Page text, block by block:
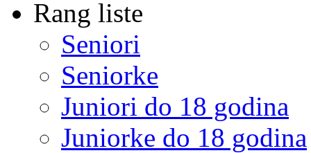
Rang liste
Seniori
Seniorke
Juniori do 18 godina
Juniorke do 18 godina